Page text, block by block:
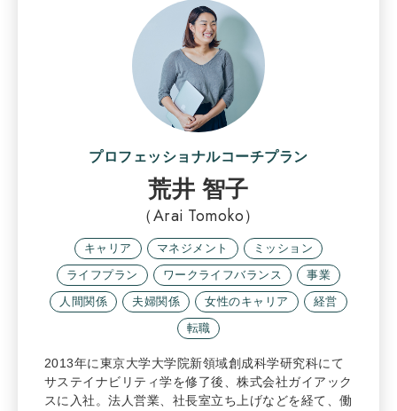
プロフェッショナルコーチプラン
荒井 智子
（Arai Tomoko）
キャリア マネジメント
ミッション
ライフプラン
ワークライフバランス
事業
人間関係
夫婦関係 女性のキャリア
経営
転職
2013年に東京大学大学院新領域創成科学研究科にて
サステイナビリティ学を修了後、株式会社ガイアック
スに入社。法人営業、社長室立ち上げなどを経て、働